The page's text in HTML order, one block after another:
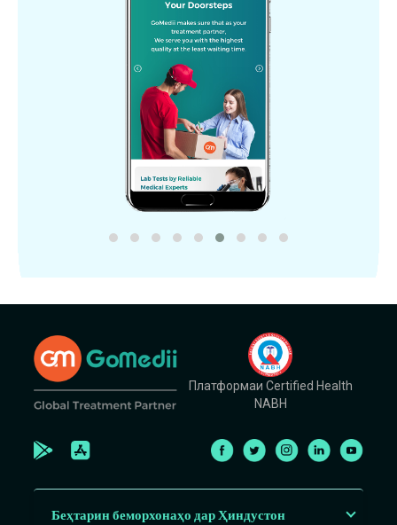
Платформаи Certified Health
NABH
Беҳтарин беморхонаҳо дар Ҳиндустон